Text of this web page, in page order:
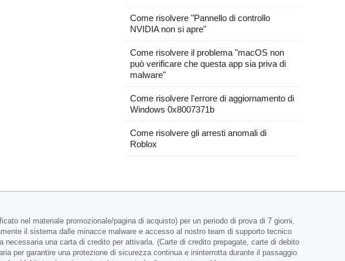
Come risolvere "Pannello di controllo
NVIDIA non si apre"
Come risolvere il problema "macOS non
può verificare che questa app sia priva di
malware"
Come risolvere l'errore di aggiornamento di
Windows 0x8007371b
Come risolvere gli arresti anomali di
Roblox
nel materiale promozionale/pagina di acquisto) per un periodo di prova di 7 giorni,
il sistema dalle minacce malware e accesso al nostro team di supporto tecnico
una carta di credito per attivarla. (Carte di credito prepagate, carte di debito
per garantire una protezione di sicurezza continua e ininterrotta durante il passaggio